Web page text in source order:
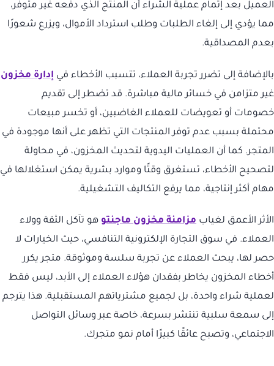
العميل بعد إتمام عملية الشراء أن المنتج الذي دفعه غير متوفر،
مما يؤدي إلى إلغاء الطلبات وطلب استرداد الأموال، ويزرع شعورًا
بعدم المصداقية.
بالإضافة إلى تضرر تجربة العملاء، تتسبب الأخطاء في إدارة مخزون
غير متزامن في خسائر مالية مباشرة. قد تضطر إلى تقديم
خصومات أو تعويضات للعملاء الغاضبين، أو تخسر مبيعات
محتملة بسبب عدم توفر المنتجات التي تظهر على أنها موجودة في
المتجر. كما أن العمليات اليدوية لتحديث المخزون، في محاولة
لتصحيح الأخطاء، تستغرق وقتًا وموارد بشرية يمكن استغلالها في
مهام أكثر إنتاجية، مما يرفع التكاليف التشغيلية.
الأثر الأعمق لغياب مزامنة مخزون ماجنتو هو تآكل الثقة وولاء
العملاء. في سوق التجارة الإلكترونية التنافسي، حيث الخيارات لا
حصر لها، يبحث العملاء عن تجربة سلسة وموثوقة. متجر يكرر
أخطاء المخزون يخاطر بفقدان هؤلاء العملاء إلى الأبد، ليس فقط
لعملية شراء واحدة، بل لجميع مشترياتهم المستقبلية. هذا يترجم
إلى سمعة سلبية تنتشر بسرعة، خاصة عبر وسائل التواصل
الاجتماعي، وتصبح عائقًا كبيرًا أمام نمو متجرك.